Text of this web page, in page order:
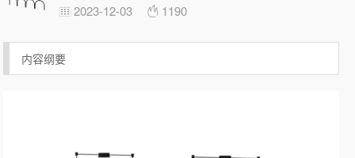
2023-12-03 1190
内容纲要